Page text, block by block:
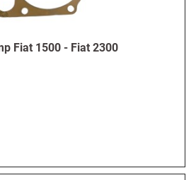
Fiat 1500 - Fiat 2300